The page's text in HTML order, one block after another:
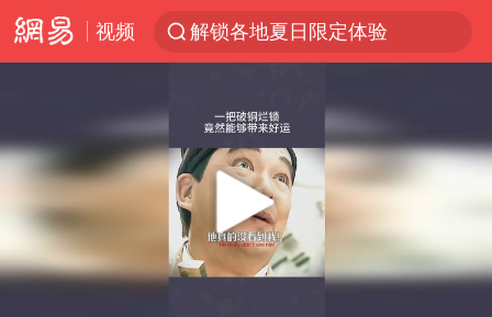
视频
解锁各地夏日限定体验
白海豚将正面袭击贯穿浙江
金饰克价一夜涨回1300元
名创优品一次性内裤 颜面尽失